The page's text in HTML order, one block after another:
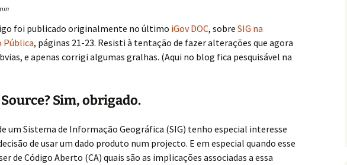
foi publicado originalmente no último iGov DOC, sobre SIG na
Pública, páginas 21-23. Resisti à tentação de fazer alterações que agora
e apenas corrigi algumas gralhas. (Aqui no blog fica pesquisável na
Source? Sim, obrigado.
um Sistema de Informação Geográfica (SIG) tenho especial interesse
de usar um dado produto num projecto. E em especial quando esse
de Código Aberto (CA) quais são as implicações associadas a essa